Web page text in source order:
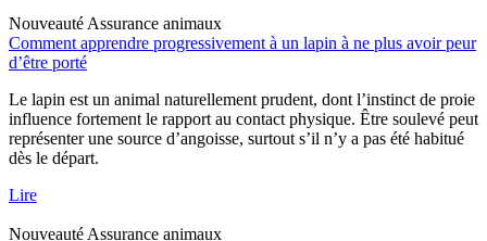
Nouveauté Assurance animaux
Comment apprendre progressivement à un lapin à ne plus avoir peur
d’être porté
Le lapin est un animal naturellement prudent, dont l’instinct de proie
influence fortement le rapport au contact physique. Être soulevé peut
représenter une source d’angoisse, surtout s’il n’y a pas été habitué
dès le départ.
Lire
Nouveauté Assurance animaux